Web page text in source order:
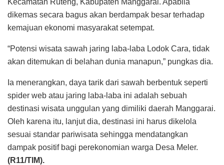
dikemas secara bagus akan berdampak besar terhadap
kemajuan ekonomi masyarakat setempat.
“Potensi wisata sawah jaring laba-laba Lodok Cara, tidak
akan ditemukan di belahan dunia manapun,” pungkas dia.
Ia menerangkan, daya tarik dari sawah berbentuk seperti
spider web atau jaring laba-laba ini adalah sebuah
destinasi wisata unggulan yang dimiliki daerah Manggarai.
Oleh karena itu, lanjut dia, destinasi ini harus dikelola
sesuai standar pariwisata sehingga mendatangkan
dampak positif bagi perekonomian warga Desa Meler.
(R11/TIM).